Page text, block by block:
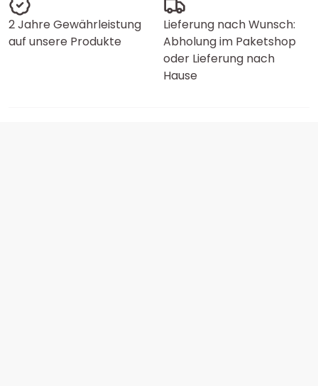
2 Jahre Gewährleistung
auf unsere Produkte
Lieferung nach Wunsch:
Abholung im Paketshop
oder Lieferung nach
Hause